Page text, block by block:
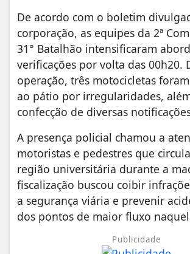
De acordo com o boletim
corporação, as equipes da 2ª
31° Batalhão intensificaram
verificações por volta das 00h20.
operação, três motocicletas
ao pátio por irregularidades,
confecção de diversas
A presença policial chamou a
motoristas e pedestres que
região universitária durante a
fiscalização buscou coibir
a segurança viária e prevenir
dos pontos de maior fluxo
Publicidade